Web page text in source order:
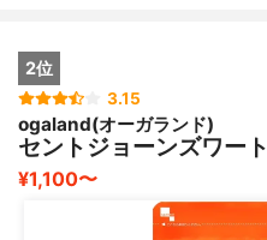
2位
3.15
ogaland(オーガランド)
セントジョーンズワート
¥1,100〜